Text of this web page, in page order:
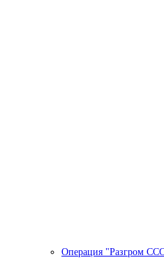
Операция "Разгром